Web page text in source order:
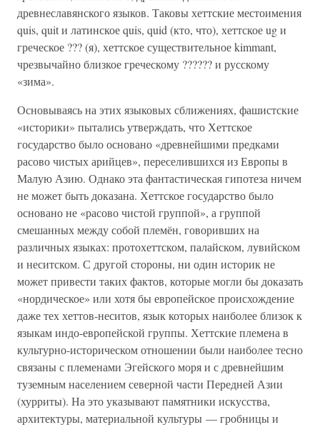
древнеславянского языков. Таковы хеттские местоимения
quis, quit и латинское quis, quid (кто, что), хеттское ug и
греческое ??? (я), хеттское существительное kimmant,
чрезвычайно близкое греческому ?????? и русскому
«зима».
Основываясь на этих языковых сближениях, фашистские
«историки» пытались утверждать, что Хеттское
государство было основано «древнейшими предками
расово чистых арийцев», переселившихся из Европы в
Малую Азию. Однако эта фантастическая гипотеза ничем
не может быть доказана. Хеттское государство было
основано не «расово чистой группой», а группой
смешанных между собой племён, говоривших на
различных языках: протохеттском, палайском, лувийском
и неситском. С другой стороны, ни один историк не
может привести таких фактов, которые могли бы доказать
«нордическое» или хотя бы европейское происхождение
даже тех хеттов-неситов, язык которых наиболее близок к
языкам индо-европейской группы. Хеттские племена в
культурно-историческом отношении были наиболее тесно
связаны с племенами Эгейского моря и с древнейшим
туземным населением северной части Передней Азии
(хурриты). На это указывают памятники искусства,
архитектуры, материальной культуры — гробницы и